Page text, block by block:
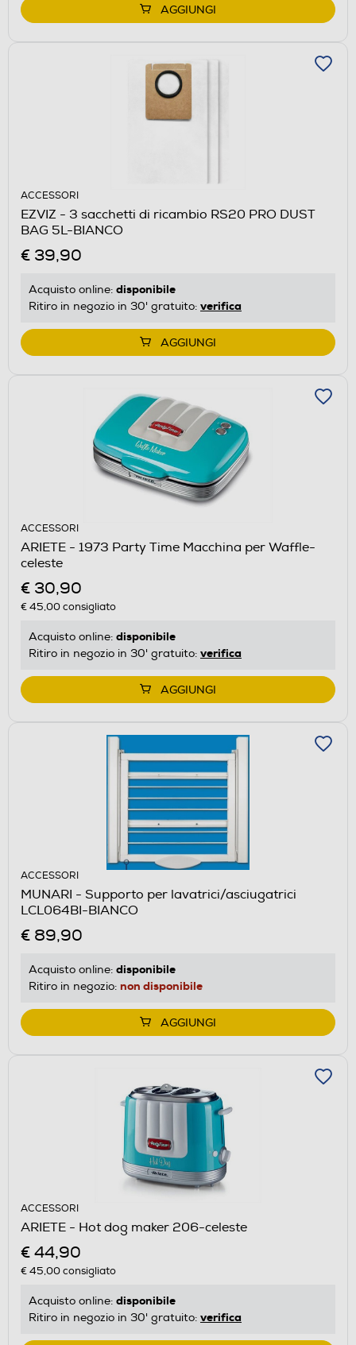
AGGIUNGI
ACCESSORI
EZVIZ - 3 sacchetti di ricambio RS20 PRO DUST
BAG 5L-BIANCO
€ 39,90
Acquisto online: disponibile
Ritiro in negozio in 30' gratuito: verifica
AGGIUNGI
ACCESSORI
ARIETE - 1973 Party Time Macchina per Waffle-
celeste
€ 30,90
€ 45,00consigliato
Acquisto online: disponibile
Ritiro in negozio in 30' gratuito: verifica
AGGIUNGI
ACCESSORI
MUNARI - Supporto per lavatrici/asciugatrici
LCL064BI-BIANCO
€ 89,90
Acquisto online: disponibile
Ritiro in negozio: non disponibile
AGGIUNGI
ACCESSORI
ARIETE - Hot dog maker 206-celeste
€ 44,90
€ 45,00consigliato
Acquisto online: disponibile
Ritiro in negozio in 30' gratuito: verifica